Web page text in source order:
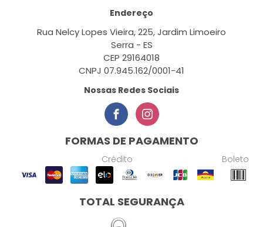
Endereço
Rua Nelcy Lopes Vieira, 225, Jardim Limoeiro
Serra - ES
CEP 29164018
CNPJ 07.945.162/0001-41
Nossas Redes Sociais
FORMAS DE PAGAMENTO
Crédito Boleto
TOTAL SEGURANÇA